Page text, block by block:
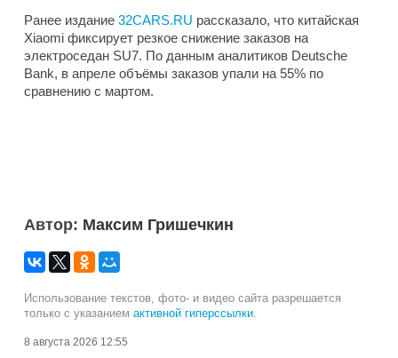
Ранее издание 32CARS.RU рассказало, что китайская
Xiaomi фиксирует резкое снижение заказов на
электроседан SU7. По данным аналитиков Deutsche
Bank, в апреле объёмы заказов упали на 55% по
сравнению с мартом.
Автор: Максим Гришечкин
Использование текстов, фото- и видео сайта разрешается
только с указанием активной гиперссылки.
8 августа 2026 12:55